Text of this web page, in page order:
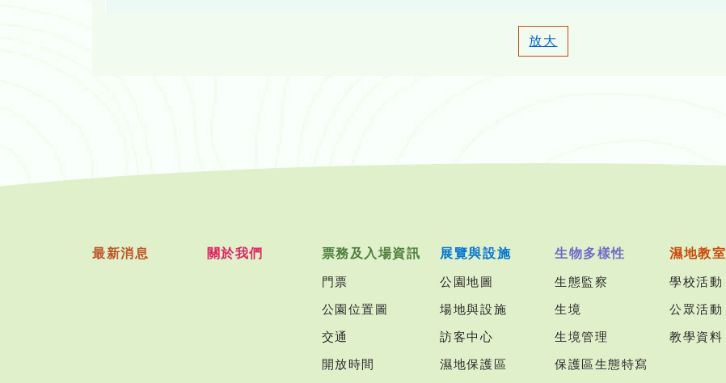
放大
最新消息 關於我們 票務及入場資訊
門票
公園位置圖
交通
開放時間
展覽與設施
公園地圖
場地與設施
訪客中心
濕地保護區
生物多樣性
生態監察
生境
生境管理
保護區生態特寫
濕地教室
學校活動
公眾活動
教學資料